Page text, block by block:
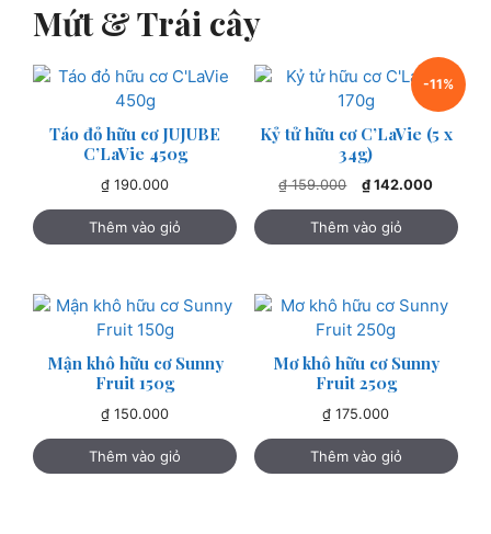
Mứt & Trái cây
Táo đỏ hữu cơ JUJUBE
C’LaVie 450g
₫ 190.000
Thêm vào giỏ
-11%
Kỷ tử hữu cơ C’LaVie (5 x
34g)
₫159.000
Giá
là:
₫ 159.000.
₫ 142.000Giá
là:
Thêm vào giỏ
Mận khô hữu cơ Sunny
Fruit 150g
₫ 150.000
Thêm vào giỏ
Mơ khô hữu cơ Sunny
Fruit 250g
₫ 175.000
Thêm vào giỏ